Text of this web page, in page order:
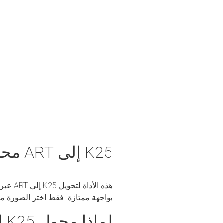
K25 إلى ART محول
بواجهة ممتازة. فقط اختر